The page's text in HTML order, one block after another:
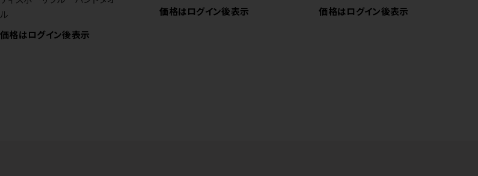
ル
価格はログイン後表示
価格はログイン後表示
価格はログイン後表示